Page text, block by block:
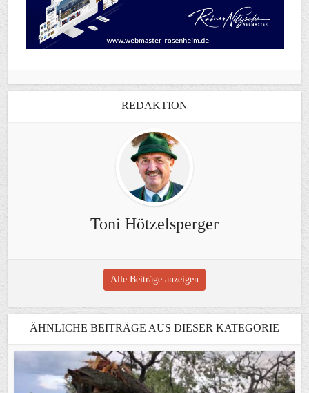
REDAKTION
Toni Hötzelsperger
Alle Beiträge anzeigen
ÄHNLICHE BEITRÄGE AUS DIESER KATEGORIE